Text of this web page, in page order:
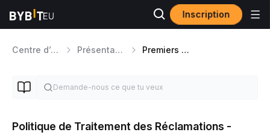
Inscription
Centre d’aide Présentation de la Plateforme Premiers Pas
Politique de Traitement des Réclamations -